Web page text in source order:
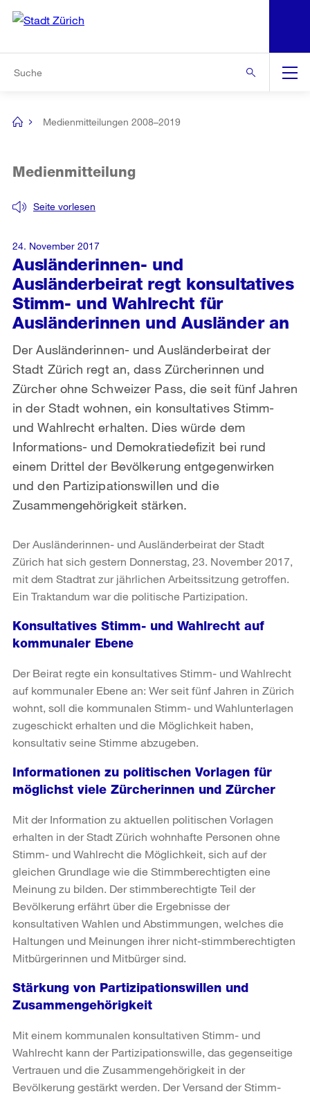
Navigation
[no
Medienmitteilungen 2008–2019
Ausländerinnen- und
Ausländerbeirat regt konsultatives
Stimm- und Wahlrecht für
Ausländerinnen und Ausländer an
Seite vorlesen
Medienmitteilung
Der Ausländerinnen- und Ausländerbeirat der
Stadt Zürich regt an, dass Zürcherinnen und
Zürcher ohne Schweizer Pass, die seit fünf Jahren
in der Stadt wohnen, ein konsultatives Stimm-
und Wahlrecht erhalten. Dies würde dem
Informations- und Demokratiedefizit bei rund
einem Drittel der Bevölkerung entgegenwirken
und den Partizipationswillen und die
Zusammengehörigkeit stärken.
24. November 2017
Der Ausländerinnen- und Ausländerbeirat der Stadt
Zürich hat sich gestern Donnerstag, 23. November 2017,
mit dem Stadtrat zur jährlichen Arbeitssitzung getroffen.
Ein Traktandum war die politische Partizipation.
Konsultatives Stimm- und Wahlrecht auf
kommunaler Ebene
Der Beirat regte ein konsultatives Stimm- und Wahlrecht
auf kommunaler Ebene an: Wer seit fünf Jahren in Zürich
wohnt, soll die kommunalen Stimm- und Wahlunterlagen
zugeschickt erhalten und die Möglichkeit haben,
konsultativ seine Stimme abzugeben.
Informationen zu politischen Vorlagen für
möglichst viele Zürcherinnen und Zürcher
Mit der Information zu aktuellen politischen Vorlagen
erhalten in der Stadt Zürich wohnhafte Personen ohne
Stimm- und Wahlrecht die Möglichkeit, sich auf der
gleichen Grundlage wie die Stimmberechtigten eine
Meinung zu bilden. Der stimmberechtigte Teil der
Bevölkerung erfährt über die Ergebnisse der
konsultativen Wahlen und Abstimmungen, welches die
Haltungen und Meinungen ihrer nicht-stimmberechtigten
Mitbürgerinnen und Mitbürger sind.
Stärkung von Partizipationswillen und
Zusammengehörigkeit
Mit einem kommunalen konsultativen Stimm- und
Wahlrecht kann der Partizipationswille, das gegenseitige
Vertrauen und die Zusammengehörigkeit in der
Bevölkerung gestärkt werden. Der Versand der Stimm-